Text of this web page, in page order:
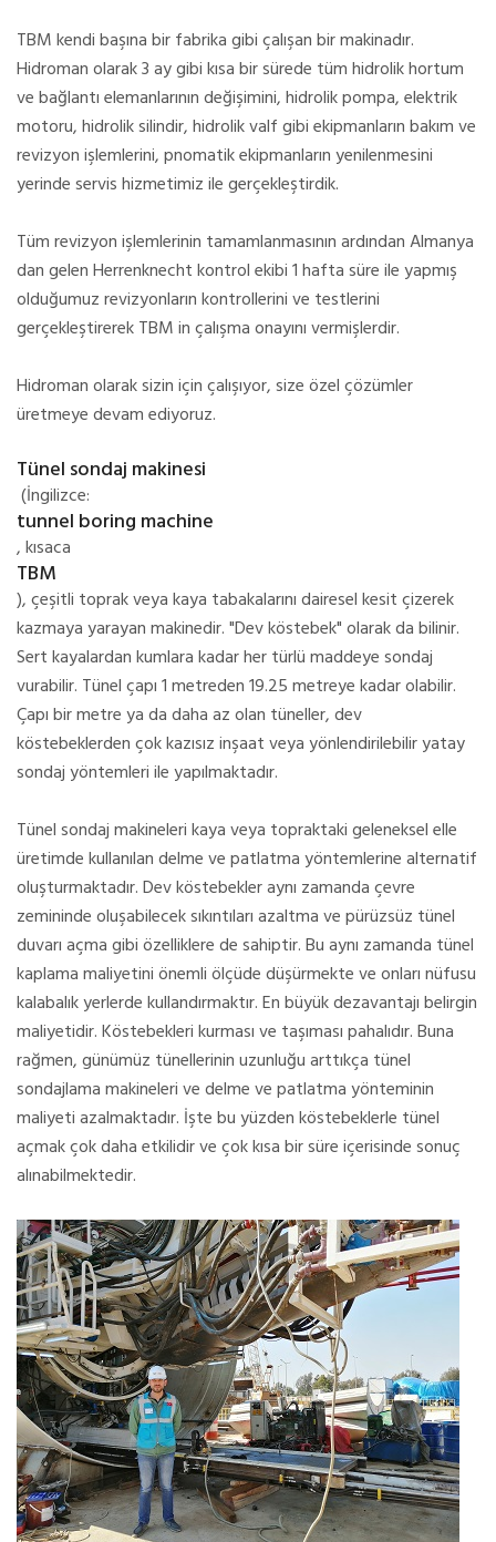
TBM kendi başına bir fabrika gibi çalışan bir makinadır.
Hidroman olarak 3 ay gibi kısa bir sürede tüm hidrolik hortum
ve bağlantı elemanlarının değişimini, hidrolik pompa, elektrik
motoru, hidrolik silindir, hidrolik valf gibi ekipmanların bakım ve
revizyon işlemlerini, pnomatik ekipmanların yenilenmesini
yerinde servis hizmetimiz ile gerçekleştirdik.
Tüm revizyon işlemlerinin tamamlanmasının ardından Almanya
dan gelen Herrenknecht kontrol ekibi 1 hafta süre ile yapmış
olduğumuz revizyonların kontrollerini ve testlerini
gerçekleştirerek TBM in çalışma onayını vermişlerdir.
Hidroman olarak sizin için çalışıyor, size özel çözümler
üretmeye devam ediyoruz.
Tünel sondaj makinesi
(İngilizce:
tunnel boring machine
, kısaca
TBM
), çeşitli toprak veya kaya tabakalarını dairesel kesit çizerek
kazmaya yarayan makinedir. "Dev köstebek" olarak da bilinir.
Sert kayalardan kumlara kadar her türlü maddeye sondaj
vurabilir. Tünel çapı 1 metreden 19.25 metreye kadar olabilir.
Çapı bir metre ya da daha az olan tüneller, dev
köstebeklerden çokkazısız inşaatveyayönlendirilebilir yatay
sondajyöntemleri ile yapılmaktadır.
Tünel sondaj makineleri kaya veya topraktaki geleneksel elle
üretimde kullanılandelme ve patlatmayöntemlerine alternatif
oluşturmaktadır. Dev köstebekler aynı zamanda çevre
zemininde oluşabilecek sıkıntıları azaltma ve pürüzsüz tünel
duvarı açma gibi özelliklere de sahiptir. Bu aynı zamanda tünel
kaplama maliyetini önemli ölçüde düşürmekte ve onları nüfusu
kalabalık yerlerde kullandırmaktır. En büyük dezavantajı belirgin
maliyetidir. Köstebekleri kurması ve taşıması pahalıdır. Buna
rağmen, günümüz tünellerinin uzunluğu arttıkça tünel
sondajlama makineleri ve delme ve patlatma yönteminin
maliyeti azalmaktadır. İşte bu yüzden köstebeklerle tünel
açmak çok daha etkilidir ve çok kısa bir süre içerisinde sonuç
alınabilmektedir.